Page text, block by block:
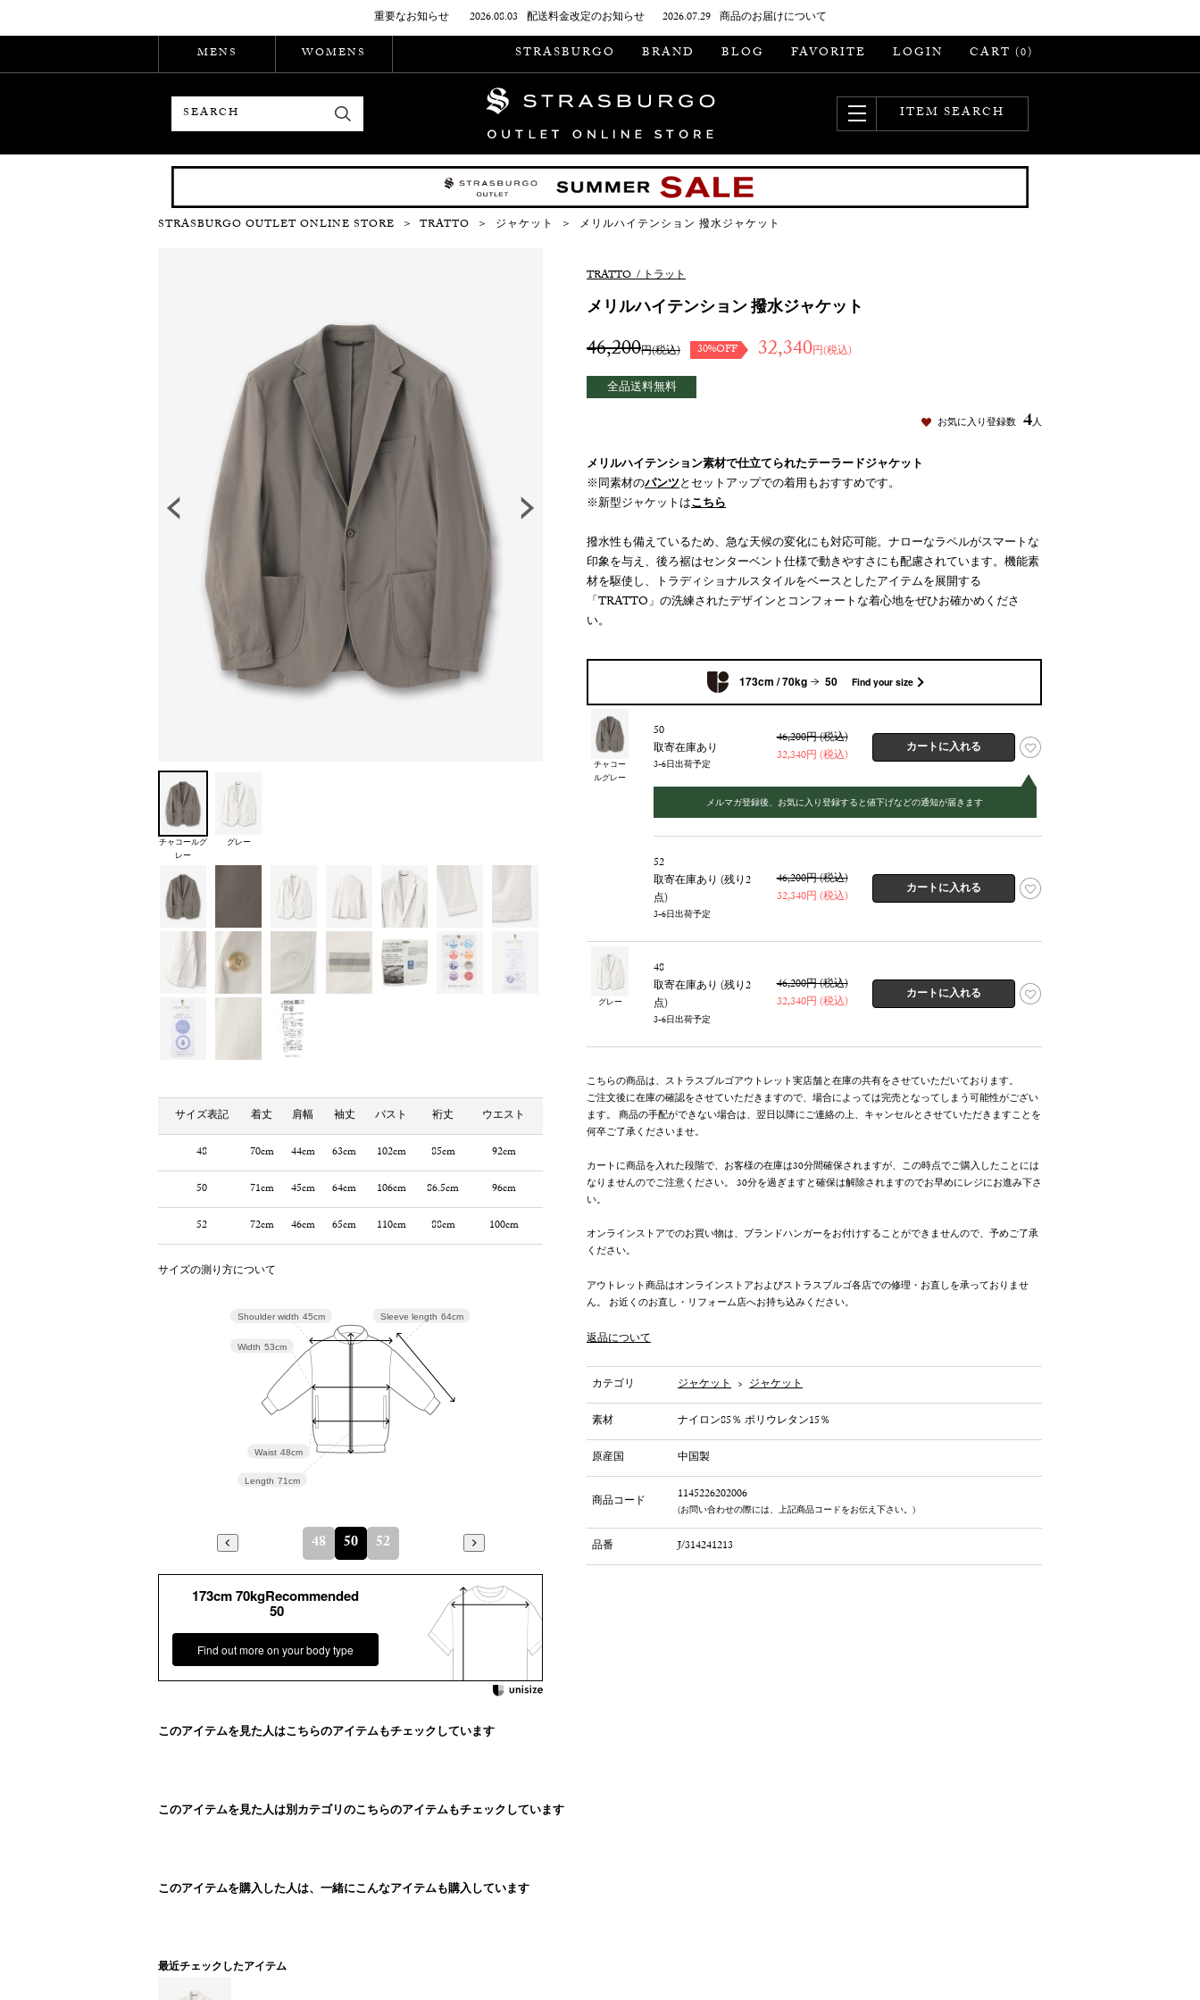
重要なお知らせ 2026.08.03 配送料金改定のお知らせ 2026.07.29 商品のお届けについて
MENS
WOMENS STRASBURGO BRAND BLOG FAVORITE LOGIN CART (0)
ITEM SEARCH
STRASBURGO OUTLET ONLINE STORE ＞ TRATTO ＞ ジャケット ＞ メリルハイテンション 撥水ジャケット
チャコールグ
レー
グレー
サイズ表記 着丈 肩幅 袖丈 バスト 裄丈 ウエスト
48 70cm 44cm 63cm 102cm 85cm 92cm
50 71cm 45cm 64cm 106cm 86.5cm 96cm
52 72cm 46cm 65cm 110cm 88cm 100cm
サイズの測り方について
Sleeve length 64cm
Length 71cm
Waist 48cm
Width 53cm
Shoulder width 45cm
48 50 52
173cm 70kgRecommended
50
Find out more on your body type
TRATTO/トラット
メリルハイテンション 撥水ジャケット
46,200円(税込) 30%OFF 32,340円(税込)
全品送料無料
お気に入り登録数 4人
メリルハイテンション素材で仕立てられたテーラードジャケット
※同素材のパンツとセットアップでの着用もおすすめです。
※新型ジャケットはこちら
撥水性も備えているため、急な天候の変化にも対応可能。ナローなラペルがスマートな
印象を与え、後ろ裾はセンターベント仕様で動きやすさにも配慮されています。機能素
材を駆使し、トラディショナルスタイルをベースとしたアイテムを展開する
「TRATTO」の洗練されたデザインとコンフォートな着心地をぜひお確かめくださ
い。
173cm / 70kg 50 Find your size
チャコー
ルグレー
50
取寄在庫あり
3-6日出荷予定
46,200円 (税込)
32,340円 (税込)
メルマガ登録後、お気に入り登録すると値下げなどの通知が届きます
52
取寄在庫あり (残り2
点)
3-6日出荷予定
46,200円 (税込)
32,340円 (税込)
グレー
48
取寄在庫あり (残り2
点)
3-6日出荷予定
46,200円 (税込)
32,340円 (税込)
こちらの商品は、ストラスブルゴアウトレット実店舗と在庫の共有をさせていただいております。
ご注文後に在庫の確認をさせていただきますので、場合によっては完売となってしまう可能性がござい
ます。 商品の手配ができない場合は、翌日以降にご連絡の上、キャンセルとさせていただきますことを
何卒ご了承くださいませ。
カートに商品を入れた段階で、お客様の在庫は30分間確保されますが、この時点でご購入したことには
なりませんのでご注意ください。 30分を過ぎますと確保は解除されますのでお早めにレジにお進み下さ
い。
オンラインストアでのお買い物は、ブランドハンガーをお付けすることができませんので、予めご了承
ください。
アウトレット商品はオンラインストアおよびストラスブルゴ各店での修理・お直しを承っておりませ
ん。 お近くのお直し・リフォーム店へお持ち込みください。
返品について
カテゴリ ジャケット > ジャケット
素材 ナイロン85％ ポリウレタン15％
原産国 中国製
商品コード 1145226202006
(お問い合わせの際には、上記商品コードをお伝え下さい。)
品番 J/314241213
このアイテムを見た人はこちらのアイテムもチェックしています
このアイテムを見た人は別カテゴリのこちらのアイテムもチェックしています
このアイテムを購入した人は、一緒にこんなアイテムも購入しています
最近チェックしたアイテム